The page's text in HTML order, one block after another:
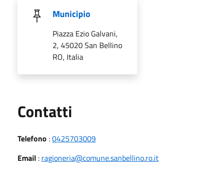
Municipio
Piazza Ezio Galvani,
2, 45020 San Bellino
RO, Italia
Contatti
Telefono :0425703009
Email : ragioneria@comune.sanbellino.ro.it